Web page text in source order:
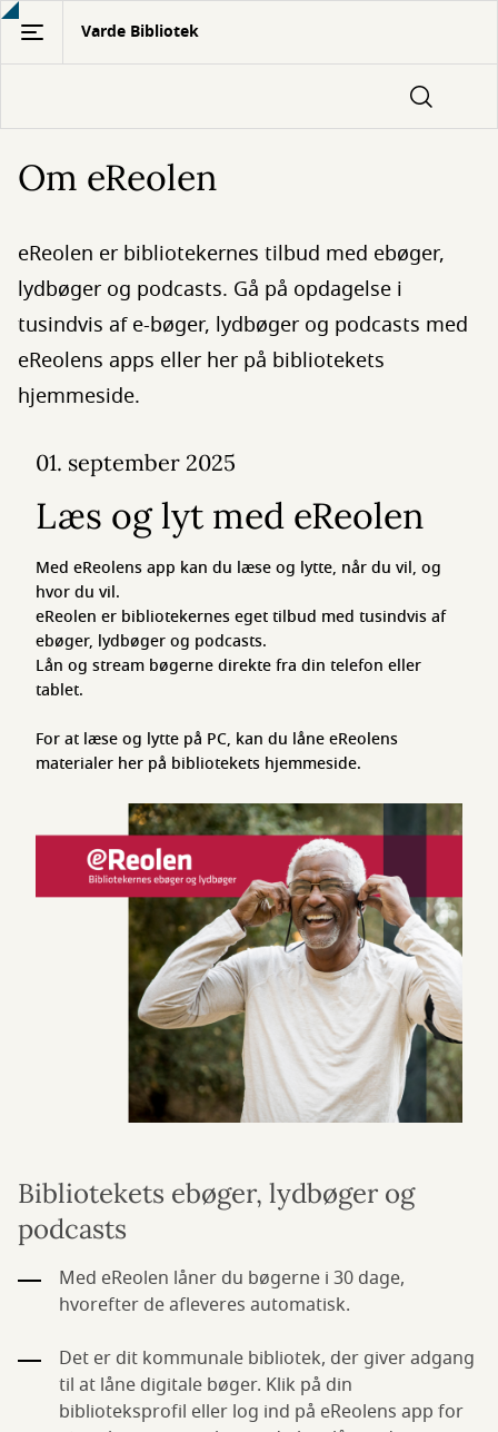
Gå
hovedindhold
Varde Bibliotek
Om eReolen
eReolen er bibliotekernes tilbud med ebøger,
lydbøger og podcasts. Gå på opdagelse i
tusindvis af e-bøger, lydbøger og podcasts med
eReolens apps eller her på bibliotekets
hjemmeside.
01. september 2025
Læs og lyt med eReolen
Med eReolens app kan du læse og lytte, når du vil, og
hvor du vil.
eReolen er bibliotekernes eget tilbud med tusindvis af
ebøger, lydbøger og podcasts.
Lån og stream bøgerne direkte fra din telefon eller
tablet.
For at læse og lytte på PC, kan du låne eReolens
materialer her på bibliotekets hjemmeside.
Bibliotekets ebøger, lydbøger og
podcasts
Med eReolen låner du bøgerne i 30 dage,
hvorefter de afleveres automatisk.
Det er dit kommunale bibliotek, der giver adgang
til at låne digitale bøger. Klik på din
biblioteksprofil eller log ind på eReolens app for